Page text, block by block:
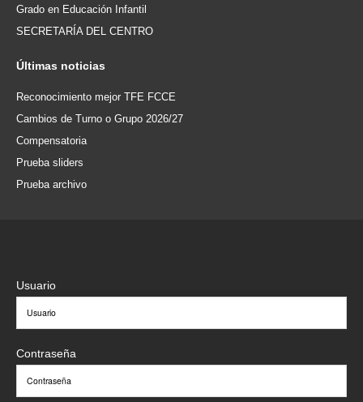
Grado en Educación Infantil
SECRETARÍA DEL CENTRO
Últimas noticias
Reconocimiento mejor TFE FCCE
Cambios de Turno o Grupo 2026/27
Compensatoria
Prueba sliders
Prueba archivo
Usuario
Contraseña